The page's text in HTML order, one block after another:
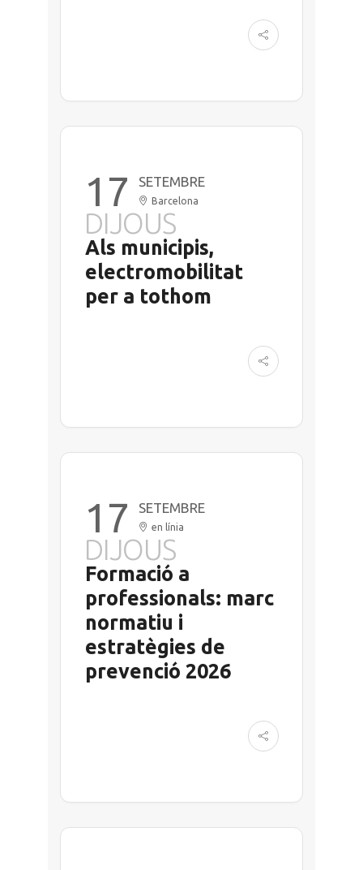
17 SETEMBRE
Barcelona
DIJOUS
Als municipis,
electromobilitat
per a tothom
17 SETEMBRE
en línia
DIJOUS
Formació a
professionals: marc
normatiu i
estratègies de
prevenció 2026